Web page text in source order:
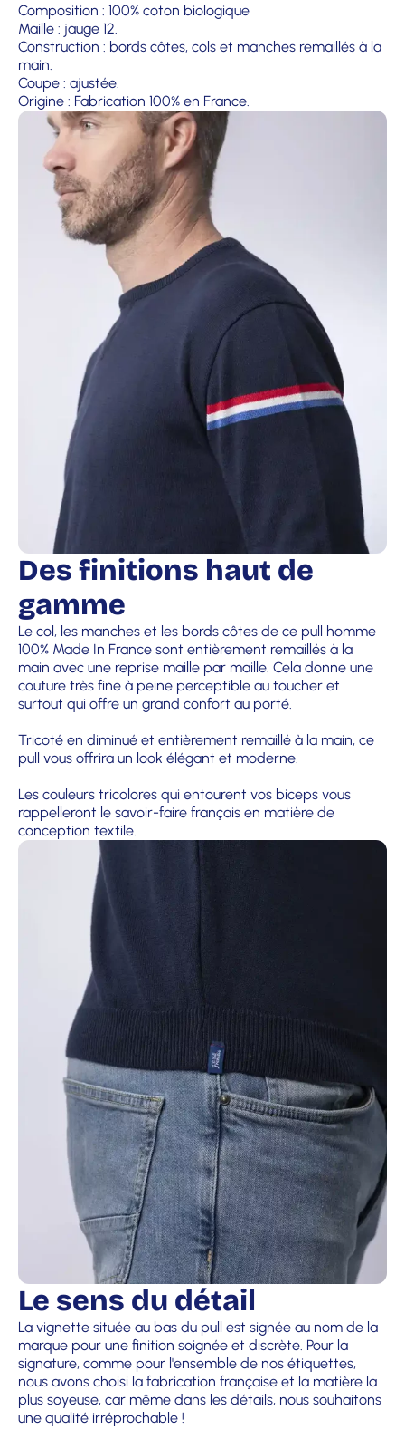
Composition : 100% coton biologique
Maille : jauge 12.
Construction : bords côtes, cols et manches remaillés à la
main.
Coupe : ajustée.
Origine : Fabrication 100% en France.
Des finitions haut de
gamme
Le col, les manches et les bords côtes de ce pull homme
100% Made In France sont entièrement remaillés à la
main avec une reprise maille par maille. Cela donne une
couture très fine à peine perceptible au toucher et
surtout qui offre un grand confort au porté.
Tricoté en diminué et entièrement remaillé à la main, ce
pull vous offrira un look élégant et moderne.
Les couleurs tricolores qui entourent vos biceps vous
rappelleront le savoir-faire français en matière de
conception textile.
Le sens du détail
La vignette située au bas du pull est signée au nom de la
marque pour une finition soignée et discrète. Pour la
signature, comme pour l'ensemble de nos étiquettes,
nous avons choisi la fabrication française et la matière la
plus soyeuse, car même dans les détails, nous souhaitons
une qualité irréprochable !